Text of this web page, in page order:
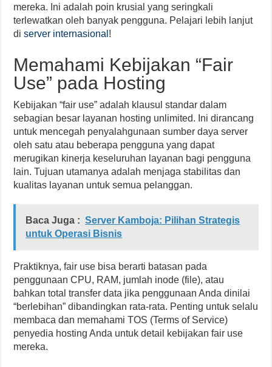
mereka. Ini adalah poin krusial yang seringkali
terlewatkan oleh banyak pengguna. Pelajari lebih lanjut
diserver internasional !
Memahami Kebijakan “Fair
Use” pada Hosting
Kebijakan “fair use” adalah klausul standar dalam
sebagian besar layanan hosting unlimited. Ini dirancang
untuk mencegah penyalahgunaan sumber daya server
oleh satu atau beberapa pengguna yang dapat
merugikan kinerja keseluruhan layanan bagi pengguna
lain. Tujuan utamanya adalah menjaga stabilitas dan
kualitas layanan untuk semua pelanggan.
Baca Juga : Server Kamboja: Pilihan Strategis
untuk Operasi Bisnis
Praktiknya, fair use bisa berarti batasan pada
penggunaan CPU, RAM, jumlah inode (file), atau
bahkan total transfer data jika penggunaan Anda dinilai
“berlebihan” dibandingkan rata-rata. Penting untuk selalu
membaca dan memahami TOS (Terms of Service)
penyedia hosting Anda untuk detail kebijakan fair use
mereka.